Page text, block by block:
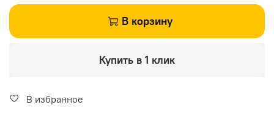
В корзину
Купить в 1 клик
В избранное